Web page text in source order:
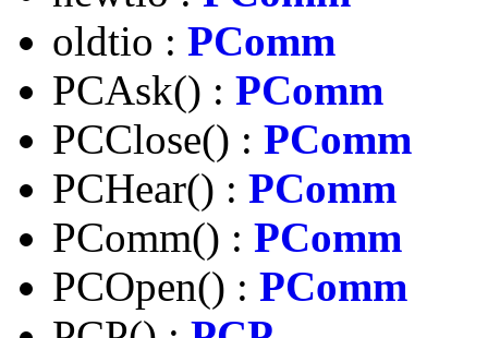
oldtio : PComm
PCAsk() : PComm
PCClose() : PComm
PCHear() : PComm
PComm() : PComm
PCOpen() : PComm